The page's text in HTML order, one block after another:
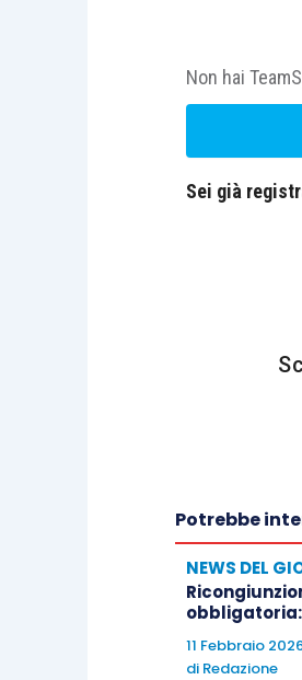
Non hai
Sei già
Potrebbe
NEWS DEL
11 Febbraio
di Redazione